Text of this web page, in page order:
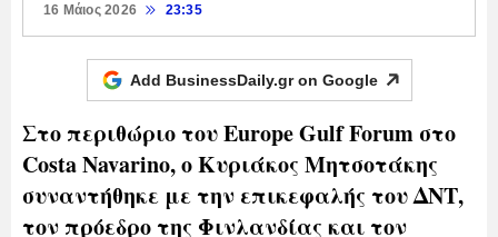
16 Μάιος 2026 23:35
Add BusinessDaily.gr on Google
Στο περιθώριο του Europe Gulf Forum στο
Costa Navarino, ο Κυριάκος Μητσοτάκης
συναντήθηκε με την επικεφαλής του ΔΝΤ,
τον πρόεδρο της Φινλανδίας και τον